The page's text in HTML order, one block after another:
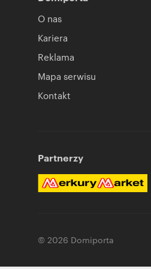
O nas
Kariera
Reklama
Mapa serwisu
Kontakt
Partnerzy
© 2026 Domiporta